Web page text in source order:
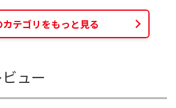
カテゴリをもっと見る
ュー